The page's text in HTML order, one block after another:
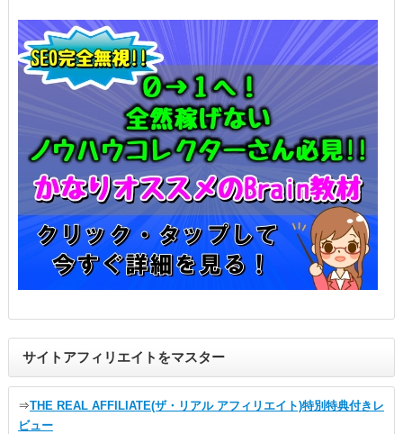
サイトアフィリエイトをマスター
⇒THE REAL AFFILIATE(ザ・リアル アフィリエイト)特別特典付きレ
ビュー